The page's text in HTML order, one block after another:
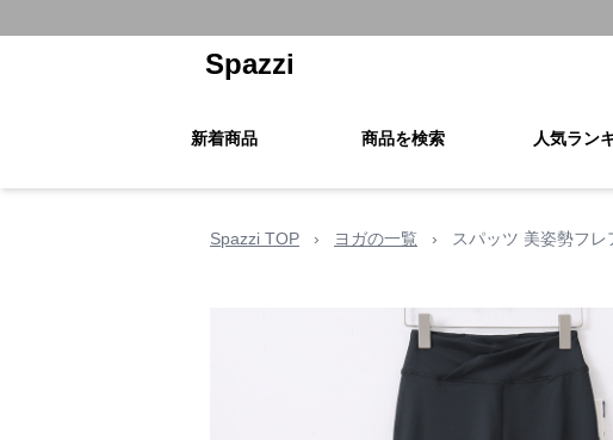
Spazzi
新着商品 商品を検索 人気ラン
Spazzi TOP › ヨガの一覧 › スパッツ 美姿勢フレ